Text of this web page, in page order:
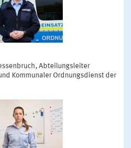
Abteilungsleiter
Kommunaler Ordnungsdienst der